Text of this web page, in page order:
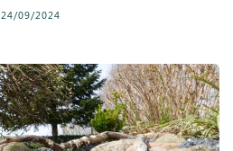
24/09/2024